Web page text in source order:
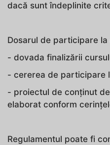
dacă sunt îndeplinite
Dosarul de participare
- dovada finalizării
- cererea de participare
- proiectul de conținut
elaborat conform
Regulamentul poate fi